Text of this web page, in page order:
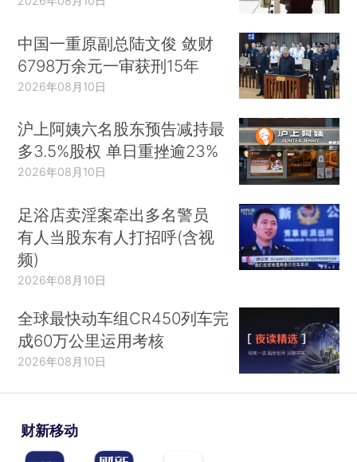
中国一重原副总陆文俊 敛财
6798万余元一审获刑15年
2026年08月10日
沪上阿姨六名股东预告减持最
多3.5%股权 单日重挫逾23%
2026年08月10日
足浴店卖淫案牵出多名警员
有人当股东有人打招呼(含视
频)
2026年08月10日
全球最快动车组CR450列车完
成60万公里运用考核
2026年08月10日
财新移动